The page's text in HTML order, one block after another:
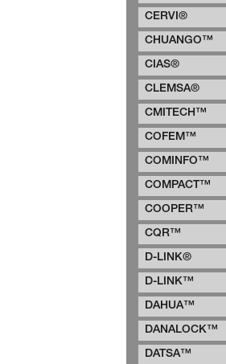
CERVI®
CHUANGO™
CIAS®
CLEMSA®
CMITECH™
COFEM™
COMINFO™
COMPACT™
COOPER™
CQR™
D-LINK®
D-LINK™
DAHUA™
DANALOCK™
DATSA™